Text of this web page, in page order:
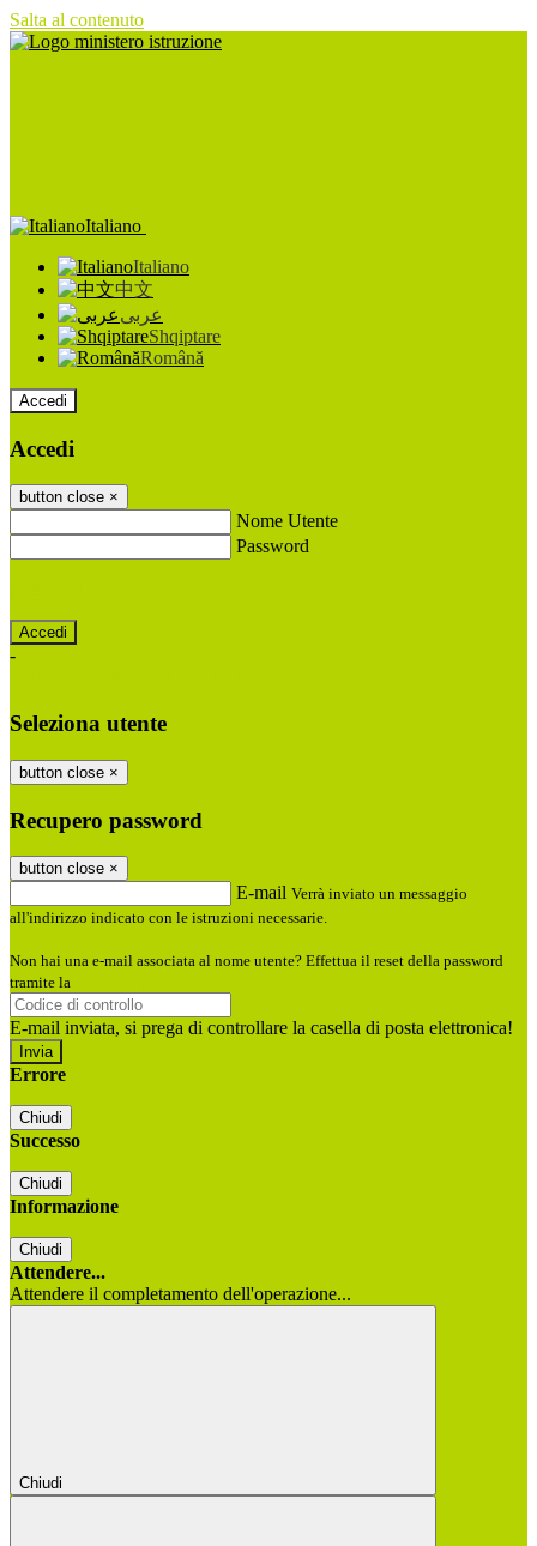
Salta al contenuto
Italiano
Italiano
中文
عربى
Shqiptare
Română
Accedi
Accedi
button close ×
Nome Utente
Password
-
Seleziona utente
button close ×
Recupero password
button close ×
E-mail Verrà inviato un messaggio
all'indirizzo indicato con le istruzioni necessarie.
Non hai una e-mail associata al nome utente? Effettua il reset della password
tramite la
E-mail inviata, si prega di controllare la casella di posta elettronica!
Errore
Chiudi
Successo
Chiudi
Informazione
Chiudi
Attendere...
Attendere il completamento dell'operazione...
Chiudi